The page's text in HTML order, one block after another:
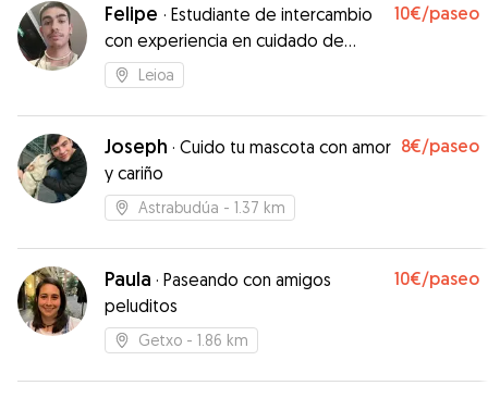
Felipe · Estudiante de intercambio
con experiencia en cuidado de
perros
10€/paseo
Leioa
Joseph · Cuido tu mascota con amor
y cariño
8€/paseo
Astrabudúa - 1.37 km
Paula · Paseando con amigos
peluditos
10€/paseo
Getxo - 1.86 km